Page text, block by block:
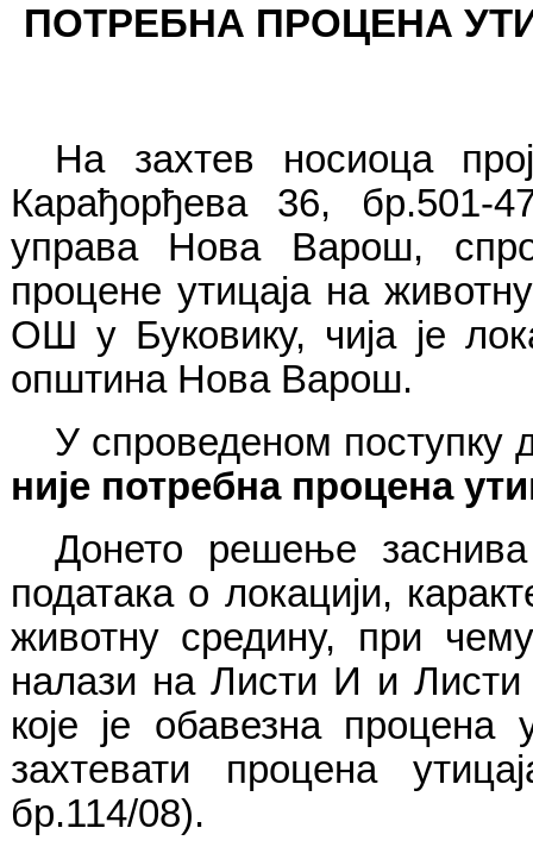
ПОТРЕБНА ПРОЦЕНА
На захтев носиоца
Карађорђева 36, бр.501-
управа Нова Варош,
процене утицаја на
ОШ у Буковику, чија је
општина Нова Варош.
У спроведеном поступку
није потребна процена
Донето решење
података о локацији,
животну средину, при
налази на Листи И и
које је обавезна
захтевати процена
бр.114/08).